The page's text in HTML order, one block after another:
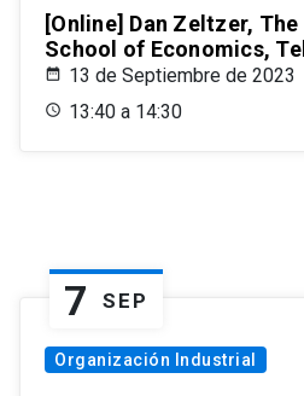
[Online] Dan Zeltzer,
School of Economics,
13 de Septiembre de 2023
13:40 a 14:30
7 SEP
Organización Industrial